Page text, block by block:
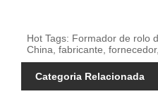
Hot Tags: Formador de rolo
China, fabricante,
Categoria Relacionada